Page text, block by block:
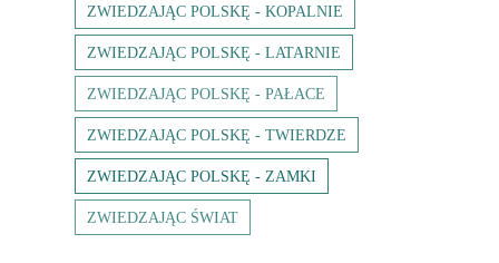
ZWIEDZAJĄC POLSKĘ - KOPALNIE
ZWIEDZAJĄC POLSKĘ - LATARNIE
ZWIEDZAJĄC POLSKĘ - PAŁACE
ZWIEDZAJĄC POLSKĘ - TWIERDZE
ZWIEDZAJĄC POLSKĘ - ZAMKI
ZWIEDZAJĄC ŚWIAT